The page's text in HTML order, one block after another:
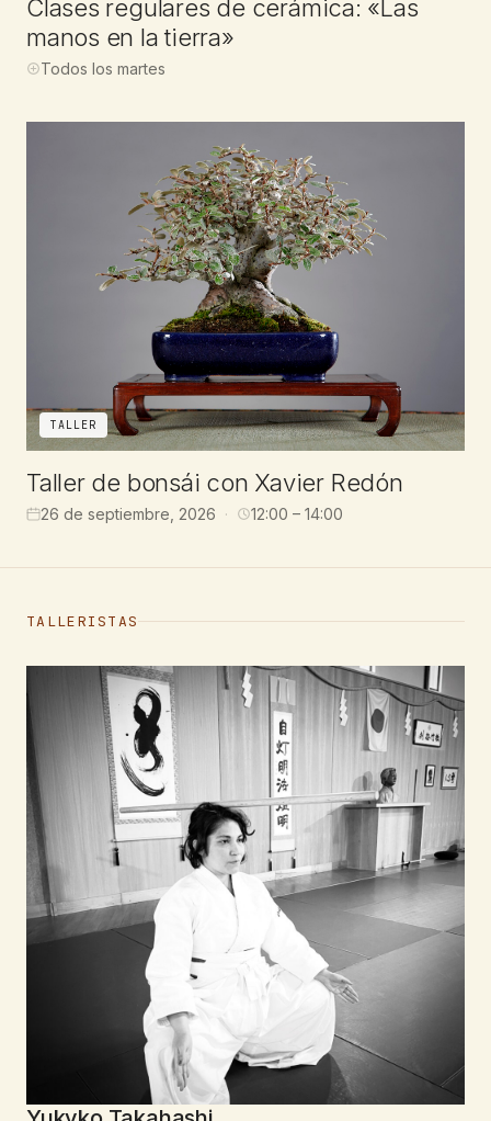
Clases regulares de cerámica: «Las
manos en la tierra»
Todos los martes
TALLER
Taller de bonsái con Xavier Redón
26 de septiembre, 2026 12:00 – 14:00
TALLERISTAS